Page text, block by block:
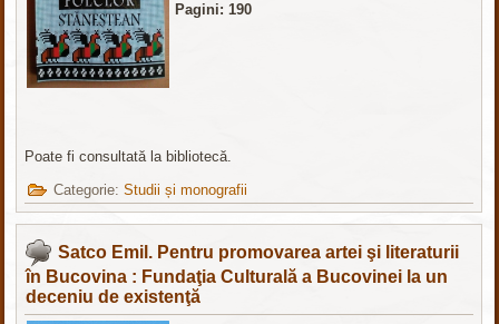
Pagini: 190
Poate fi consultată la bibliotecă.
Categorie:Studii și monografii
Satco Emil. Pentru promovarea artei şi literaturii
în Bucovina : Fundaţia Culturală a Bucovinei la un
deceniu de existenţă